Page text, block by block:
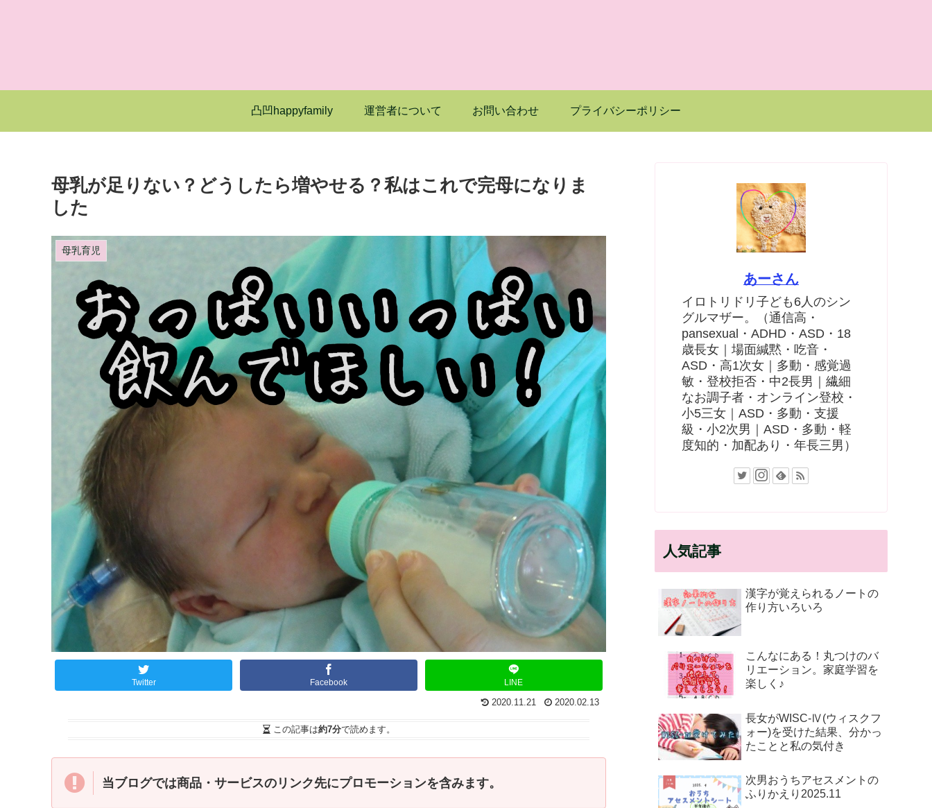
凸凹happyfamily 運営者について お問い合わせ プライバシーポリシー
母乳が足りない？どうしたら増やせる？私はこれで完母になりま
した
母乳育児
Twitter Facebook LINE
2020.11.21 2020.02.13
この記事は約7分で読めます。
当ブログでは商品・サービスのリンク先にプロモーションを含みます。
あーさん
イロトリドリ子ども6人のシン
グルマザー。（通信高・
pansexual・ADHD・ASD・18
歳長女｜場面緘黙・吃音・
ASD・高1次女｜多動・感覚過
敏・登校拒否・中2長男｜繊細
なお調子者・オンライン登校・
小5三女｜ASD・多動・支援
級・小2次男｜ASD・多動・軽
度知的・加配あり・年長三男）
人気記事
漢字が覚えられるノートの
作り方いろいろ
こんなにある！丸つけのバ
リエーション。家庭学習を
楽しく♪
長女がWISC-Ⅳ(ウィスクフ
ォー)を受けた結果、分かっ
たことと私の気付き
次男おうちアセスメントの
ふりかえり2025.11